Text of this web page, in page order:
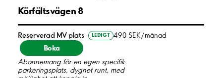
Körfältsvägen 8
Reserverad MV plats LEDIGT 490 SEK/månad
Boka
Abonnemang för en egen specifik
parkeringsplats, dygnet runt, med